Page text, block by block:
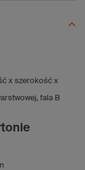
x szerokość x
fala B